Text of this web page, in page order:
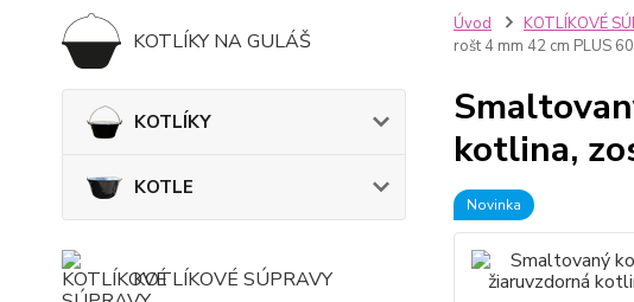
KOTLÍKY NA GULÁŠ
KOTLÍKY
KOTLE
KOTLÍKOVÉ SÚPRAVY
Úvod KOTLÍKOVÉ
rošt 4 mm 42 cm PLUS
kotlina,
Novinka